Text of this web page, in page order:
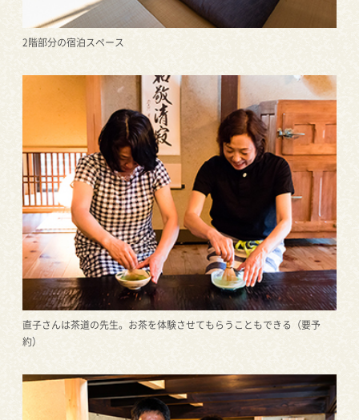
2階部分の宿泊スペース
直子さんは茶道の先生。お茶を体験させてもらうこともできる（要予
約）